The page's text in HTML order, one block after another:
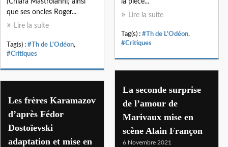
la pièce...
Lire la suite
Tag(s) : #Th de L'Odéon,
#Critiques
(Chiara Mastroianni) ainsi
que ses oncles Roger...
Lire la suite
Tag(s) : #Th de L'Odéon,
#Critiques
La seconde surprise
de l’amour de
Marivaux mise en
scène Alain Françon
6 Novembre 2021
Les frères Karamazov
d’après Fédor
Dostoïevski
adaptation et mise en